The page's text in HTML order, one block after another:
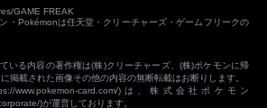
GAME FREAK
・Pokémonは任天堂・クリーチャーズ・ゲームフリークの
いる内容の著作権は(株)クリーチャーズ、(株)ポケモンに帰
掲載された画像その他の内容の無断転載はお断りします。
www.pokemon-card.com/)は、株式会社ポケモン
)が運営しております。